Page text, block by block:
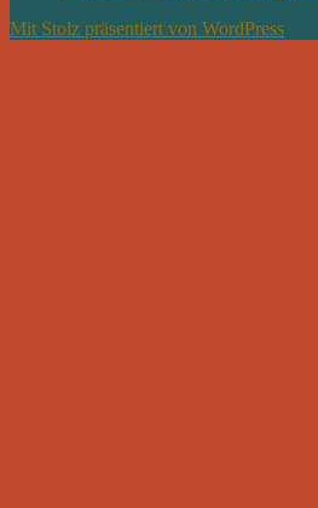
Mit Stolz präsentiert von WordPress